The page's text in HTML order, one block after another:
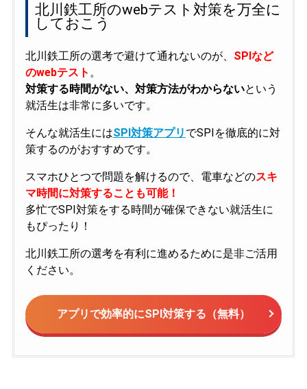
北川鉄工所のwebテスト対策を万全に
しておこう
北川鉄工所の選考で避けて通れないのが、 SPIなど
のwebテスト 。
対策する時間がない、対策方法がわからないという
就活生は非常に多いです。
そんな就活生にはSPI対策アプリ でSPIを徹底的に対
策するのがおすすめです。
スマホひとつで問題を解けるので、電車などのスキ
マ時間に対策することも可能！
多忙でSPI対策をする時間が確保できない就活生に
もぴったり！
北川鉄工所の選考を有利に進めるために是非ご活用
ください。
アプリで効率的にSPI対策する（無料）